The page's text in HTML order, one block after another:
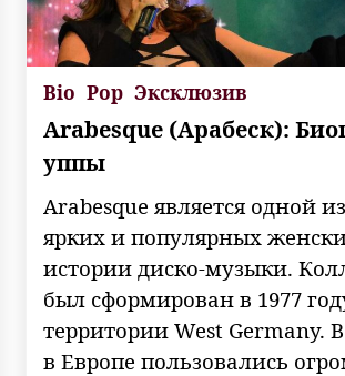
Bio Pop Эксклюзив
Arabesque (Арабеск):
уппы
Arabesque является одной
ярких и популярных
истории диско-музыки.
был сформирован в 1977
территории West Germany.
в Европе пользовались